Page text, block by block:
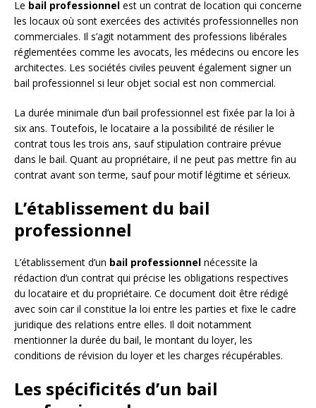
Le bail professionnel est un contrat de location qui concerne
les locaux où sont exercées des activités professionnelles non
commerciales. Il s’agit notamment des professions libérales
réglementées comme les avocats, les médecins ou encore les
architectes. Les sociétés civiles peuvent également signer un
bail professionnel si leur objet social est non commercial.
La durée minimale d’un bail professionnel est fixée par la loi à
six ans. Toutefois, le locataire a la possibilité de résilier le
contrat tous les trois ans, sauf stipulation contraire prévue
dans le bail. Quant au propriétaire, il ne peut pas mettre fin au
contrat avant son terme, sauf pour motif légitime et sérieux.
L’établissement du bail
professionnel
L’établissement d’un bail professionnel nécessite la
rédaction d’un contrat qui précise les obligations respectives
du locataire et du propriétaire. Ce document doit être rédigé
avec soin car il constitue la loi entre les parties et fixe le cadre
juridique des relations entre elles. Il doit notamment
mentionner la durée du bail, le montant du loyer, les
conditions de révision du loyer et les charges récupérables.
Les spécificités d’un bail